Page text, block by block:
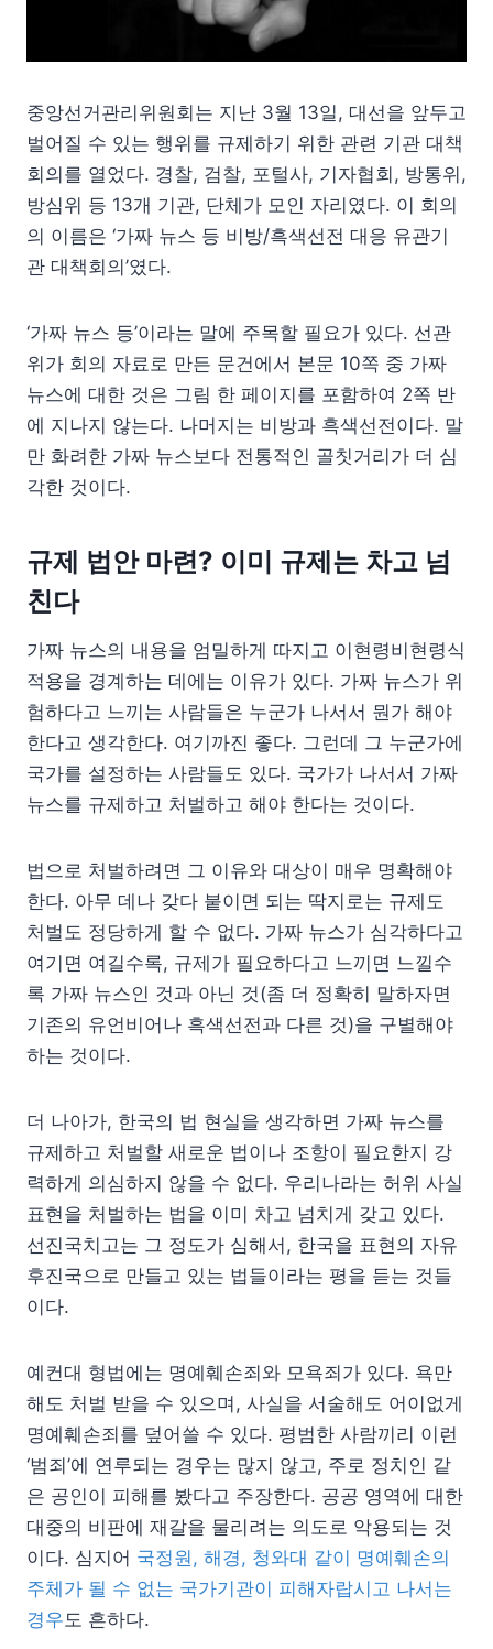
중앙선거관리위원회는 지난 3월 13일, 대선을 앞두고
벌어질 수 있는 행위를 규제하기 위한 관련 기관 대책
회의를 열었다. 경찰, 검찰, 포털사, 기자협회, 방통위,
방심위 등 13개 기관, 단체가 모인 자리였다. 이 회의
의 이름은 ‘가짜 뉴스 등 비방/흑색선전 대응 유관기
관 대책회의’였다.
‘가짜 뉴스 등’이라는 말에 주목할 필요가 있다. 선관
위가 회의 자료로 만든 문건에서 본문 10쪽 중 가짜
뉴스에 대한 것은 그림 한 페이지를 포함하여 2쪽 반
에 지나지 않는다. 나머지는 비방과 흑색선전이다. 말
만 화려한 가짜 뉴스보다 전통적인 골칫거리가 더 심
각한 것이다.
규제 법안 마련? 이미 규제는 차고 넘
친다
가짜 뉴스의 내용을 엄밀하게 따지고 이현령비현령식
적용을 경계하는 데에는 이유가 있다. 가짜 뉴스가 위
험하다고 느끼는 사람들은 누군가 나서서 뭔가 해야
한다고 생각한다. 여기까진 좋다. 그런데 그 누군가에
국가를 설정하는 사람들도 있다. 국가가 나서서 가짜
뉴스를 규제하고 처벌하고 해야 한다는 것이다.
법으로 처벌하려면 그 이유와 대상이 매우 명확해야
한다. 아무 데나 갖다 붙이면 되는 딱지로는 규제도
처벌도 정당하게 할 수 없다. 가짜 뉴스가 심각하다고
여기면 여길수록, 규제가 필요하다고 느끼면 느낄수
록 가짜 뉴스인 것과 아닌 것(좀 더 정확히 말하자면
기존의 유언비어나 흑색선전과 다른 것)을 구별해야
하는 것이다.
더 나아가, 한국의 법 현실을 생각하면 가짜 뉴스를
규제하고 처벌할 새로운 법이나 조항이 필요한지 강
력하게 의심하지 않을 수 없다. 우리나라는 허위 사실
표현을 처벌하는 법을 이미 차고 넘치게 갖고 있다.
선진국치고는 그 정도가 심해서, 한국을 표현의 자유
후진국으로 만들고 있는 법들이라는 평을 듣는 것들
이다.
예컨대 형법에는 명예훼손죄와 모욕죄가 있다. 욕만
해도 처벌 받을 수 있으며, 사실을 서술해도 어이없게
명예훼손죄를 덮어쓸 수 있다. 평범한 사람끼리 이런
‘범죄’에 연루되는 경우는 많지 않고, 주로 정치인 같
은 공인이 피해를 봤다고 주장한다. 공공 영역에 대한
대중의 비판에 재갈을 물리려는 의도로 악용되는 것
이다. 심지어 국정원, 해경, 청와대 같이 명예훼손의
주체가 될 수 없는 국가기관이 피해자랍시고 나서는
경우도 흔하다.